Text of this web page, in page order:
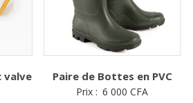
valve Paire de Bottes en PVC
Prix : 6 000CFA